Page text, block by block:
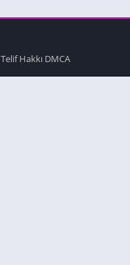
Telif Hakkı DMCA